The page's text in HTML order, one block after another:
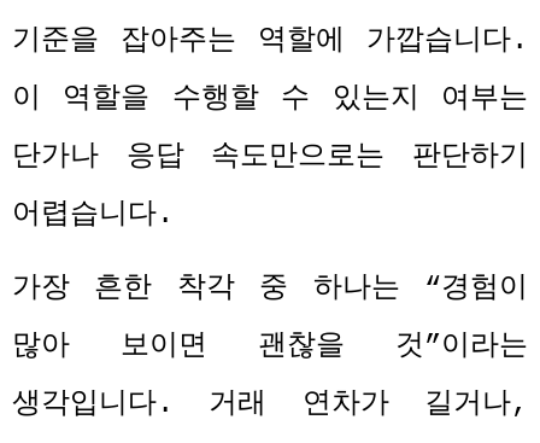
기준을 잡아주는 역할에 가깝습니다.
이 역할을 수행할 수 있는지 여부는
단가나 응답 속도만으로는 판단하기
어렵습니다.
가장 흔한 착각 중 하나는 “경험이
많아 보이면 괜찮을 것”이라는
생각입니다. 거래 연차가 길거나,